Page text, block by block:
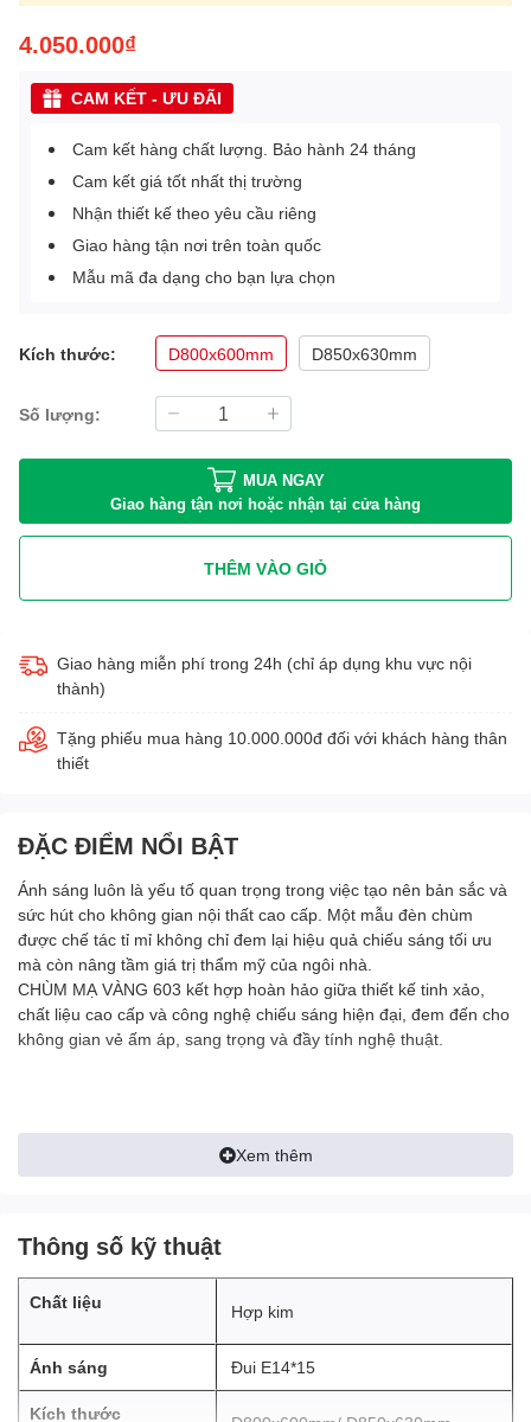
4.050.000₫
CAM KẾT - ƯU ĐÃI
Cam kết hàng chất lượng. Bảo hành 24 tháng
Cam kết giá tốt nhất thị trường
Nhận thiết kế theo yêu cầu riêng
Giao hàng tận nơi trên toàn quốc
Mẫu mã đa dạng cho bạn lựa chọn
Kích thước: D800x600mm D850x630mm
Số lượng:
MUA NGAY
Giao hàng tận nơi hoặc nhận tại cửa hàng
THÊM VÀO GIỎ
Giao hàng miễn phí trong 24h (chỉ áp dụng khu vực nội
thành)
Tặng phiếu mua hàng 10.000.000đ đối với khách hàng thân
thiết
ĐẶC ĐIỂM NỔI BẬT
Ánh sáng luôn là yếu tố quan trọng trong việc tạo nên bản sắc và
sức hút cho không gian nội thất cao cấp. Một mẫu đèn chùm
được chế tác tỉ mỉ không chỉ đem lại hiệu quả chiếu sáng tối ưu
mà còn nâng tầm giá trị thẩm mỹ của ngôi nhà.
CHÙM MẠ VÀNG 603 kết hợp hoàn hảo giữa thiết kế tinh xảo,
chất liệu cao cấp và công nghệ chiếu sáng hiện đại, đem đến cho
không gian vẻ ấm áp, sang trọng và đầy tính nghệ thuật.
1. Thiết kế – Sự tinh tế trong từng đường
Chiếc đèn sở hữu khung hợp kim vững chắc, phủ lớp mạ
vàng óng ánh. Lớp mạ không chỉ tăng tính thẩm mỹ mà
còn giúp chống oxy hóa, giữ cho sản phẩm bền màu và
Với thiết kế nhiều tay đèn tỏa ra cân đối,
tạo nên điểm nhấn nổi bật nhưng không lấn át tổng thể
không gian. Các chi tiết được chế tác tinh xảo, mang đến
Xem thêm
Thông số kỹ thuật
Chất liệu Hợp kim
Ánh sáng Đui E14*15
Kích thước